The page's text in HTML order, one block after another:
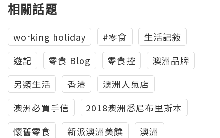
相關話題
working holiday #零食
生活記敍
遊記
零食 Blog 零食控
澳洲品牌
另類生活
香港
澳洲人氣店
澳洲必買手信
2018澳洲悉尼布里斯本
懷舊零食
新派澳洲美饌
澳洲